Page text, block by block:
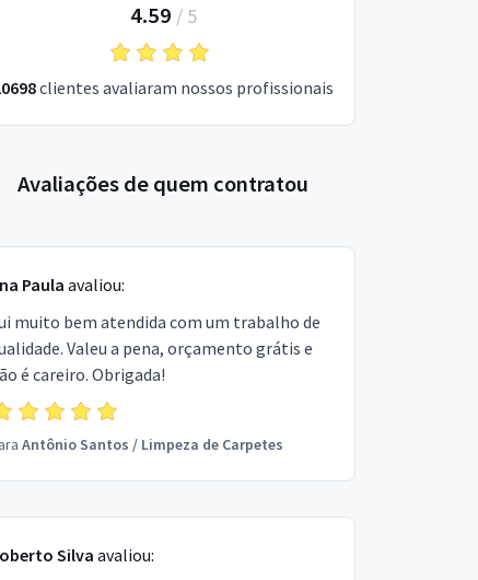
4.59 / 5
clientes avaliaram nossos profissionais
Avaliações de quem contratou
Paula avaliou:
muito bem atendida com um trabalho de
Valeu a pena, orçamento grátis e
é careiro. Obrigada!
Antônio Santos / Limpeza de Carpetes
Silva avaliou: